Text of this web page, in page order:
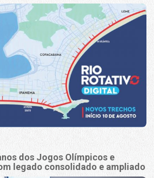
dos Jogos Olímpicos e
legado consolidado e ampliado